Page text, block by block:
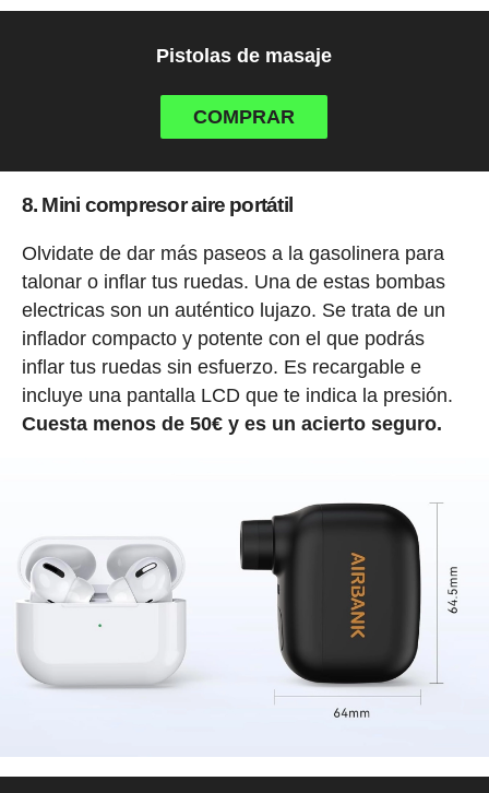
Pistolas de masaje
COMPRAR
8. Mini compresor aire portátil
Olvidate de dar más paseos a la gasolinera para
talonar o inflar tus ruedas. Una de estas bombas
electricas son un auténtico lujazo. Se trata de un
inflador compacto y potente con el que podrás
inflar tus ruedas sin esfuerzo. Es recargable e
incluye una pantalla LCD que te indica la presión.
Cuesta menos de 50€ y es un acierto seguro.